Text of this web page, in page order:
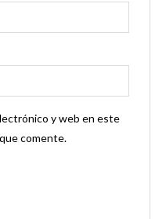
y web en este
comente.